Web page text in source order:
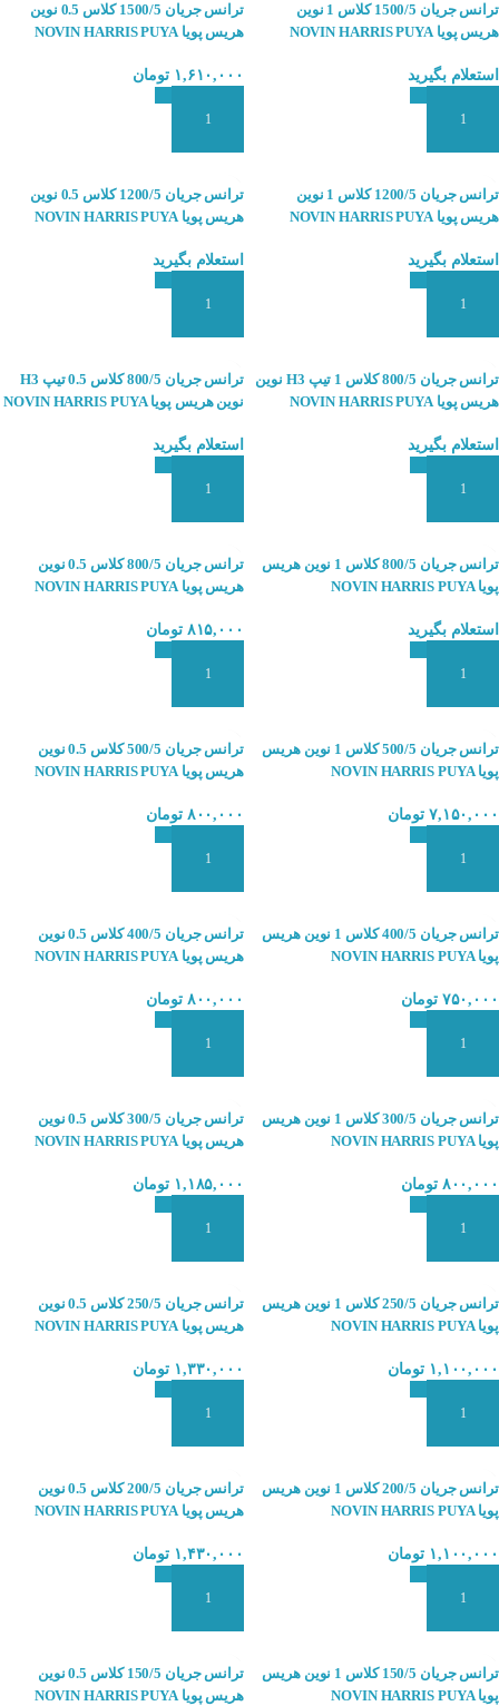
ترانس جریان 1500/5 کلاس 1 نوین
هریس پویا NOVIN HARRIS PUYA
استعلام بگیرید
ترانس جریان 1500/5 کلاس 0.5 نوین
هریس پویا NOVIN HARRIS PUYA
۱,۶۱۰,۰۰۰ تومان
ترانس جریان 1200/5 کلاس 1 نوین
هریس پویا NOVIN HARRIS PUYA
استعلام بگیرید
ترانس جریان 1200/5 کلاس 0.5 نوین
هریس پویا NOVIN HARRIS PUYA
استعلام بگیرید
ترانس جریان 800/5 کلاس 1 تیپ H3 نوین
هریس پویا NOVIN HARRIS PUYA
استعلام بگیرید
ترانس جریان 800/5 کلاس 0.5 تیپ H3
نوین هریس پویا NOVIN HARRIS PUYA
استعلام بگیرید
ترانس جریان 800/5 کلاس 1 نوین هریس
پویا NOVIN HARRIS PUYA
استعلام بگیرید
ترانس جریان 800/5 کلاس 0.5 نوین
هریس پویا NOVIN HARRIS PUYA
۸۱۵,۰۰۰ تومان
ترانس جریان 500/5 کلاس 1 نوین هریس
پویا NOVIN HARRIS PUYA
۷,۱۵۰,۰۰۰ تومان
ترانس جریان 500/5 کلاس 0.5 نوین
هریس پویا NOVIN HARRIS PUYA
۸۰۰,۰۰۰ تومان
ترانس جریان 400/5 کلاس 1 نوین هریس
پویا NOVIN HARRIS PUYA
۷۵۰,۰۰۰ تومان
ترانس جریان 400/5 کلاس 0.5 نوین
هریس پویا NOVIN HARRIS PUYA
۸۰۰,۰۰۰ تومان
ترانس جریان 300/5 کلاس 1 نوین هریس
پویا NOVIN HARRIS PUYA
۸۰۰,۰۰۰ تومان
ترانس جریان 300/5 کلاس 0.5 نوین
هریس پویا NOVIN HARRIS PUYA
۱,۱۸۵,۰۰۰ تومان
ترانس جریان 250/5 کلاس 1 نوین هریس
پویا NOVIN HARRIS PUYA
۱,۱۰۰,۰۰۰ تومان
ترانس جریان 250/5 کلاس 0.5 نوین
هریس پویا NOVIN HARRIS PUYA
۱,۳۳۰,۰۰۰ تومان
ترانس جریان 200/5 کلاس 1 نوین هریس
پویا NOVIN HARRIS PUYA
۱,۱۰۰,۰۰۰ تومان
ترانس جریان 200/5 کلاس 0.5 نوین
هریس پویا NOVIN HARRIS PUYA
۱,۴۳۰,۰۰۰ تومان
ترانس جریان 150/5 کلاس 1 نوین هریس
پویا NOVIN HARRIS PUYA
ترانس جریان 150/5 کلاس 0.5 نوین
هریس پویا NOVIN HARRIS PUYA